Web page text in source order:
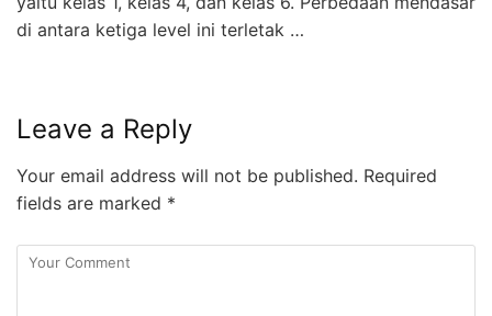
di antara ketiga level ini terletak …
Leave a Reply
Your email address will not be published. Required
fields are marked *